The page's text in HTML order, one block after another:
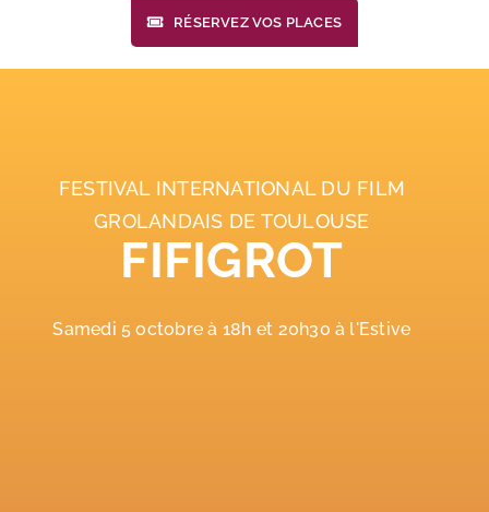
RÉSERVEZ VOS PLACES
FESTIVAL INTERNATIONAL DU FILM
GROLANDAIS DE TOULOUSE
FIFIGROT
Samedi 5 octobre à 18h et 20h30 à l'Estive